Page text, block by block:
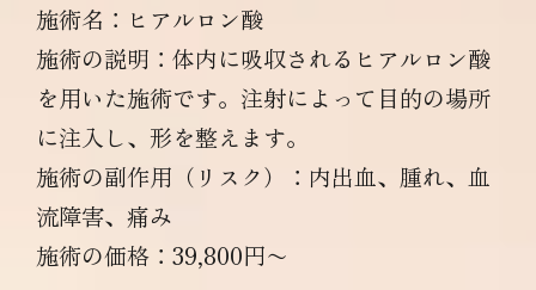
施術名：ヒアルロン酸
施術の説明：体内に吸収されるヒアルロン酸
を用いた施術です。注射によって目的の場所
に注入し、形を整えます。
施術の副作用（リスク）：内出血、腫れ、血
流障害、痛み
施術の価格：39,800円〜